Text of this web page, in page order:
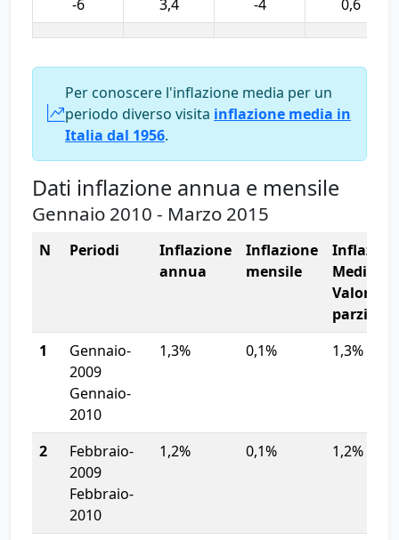
-6
3,4 -4 0,6
Per conoscere l'inflazione media per un
periodo diverso visita inflazione media in
Italia dal 1956.
Dati inflazione annua e mensile
Gennaio 2010 - Marzo 2015
N Periodi
Inflazione
annua
Inflazione
mensile
Media
Valore
parziale
1
Gennaio-
2009
Gennaio-
2010
1,3% 0,1% 1,3%
2
Febbraio-
2009
Febbraio-
2010
1,2% 0,1% 1,2%